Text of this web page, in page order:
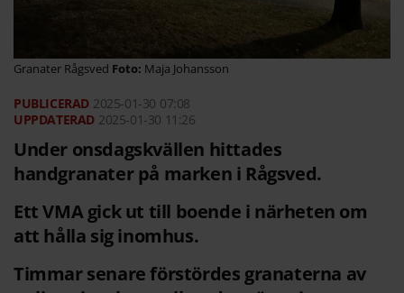
Granater Rågsved Maja Johansson
2025-01-30 07:08
2025-01-30 11:26
Under onsdagskvällen hittades
handgranater på marken i Rågsved.
Ett VMA gick ut till boende i närheten om
att hålla sig inomhus.
Timmar senare förstördes granaterna av